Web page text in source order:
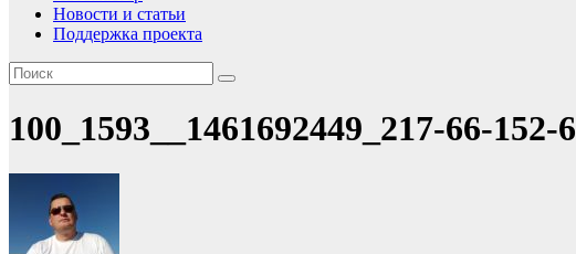
Новости и статьи
Поддержка проекта
100_1593__1461692449_217-66-152-6